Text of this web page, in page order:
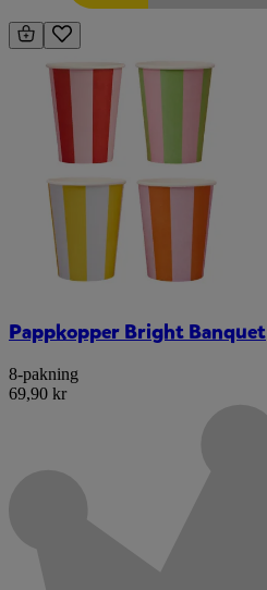
Pappkopper Bright Banquet
8-pakning
69,90 kr